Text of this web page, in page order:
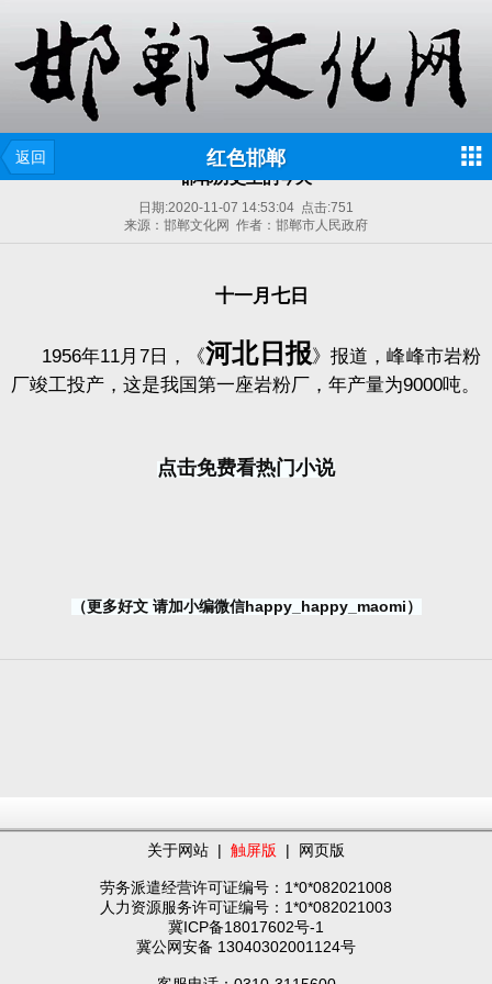
返回 红色邯郸
邯郸历史上的今天
日期:2020-11-07 14:53:04 点击:751
来源：邯郸文化网 作者：邯郸市人民政府
十一月七日
1956年11月 7日，《河北日报》报道，峰峰市岩粉
厂竣工投产，这是我国第一座岩粉厂，年产量为9000吨。
点击免费看热门小说
（更多好文 请加小编微信happy_happy_maomi）
关于网站 | 触屏版 | 网页版
劳务派遣经营许可证编号：1*0*082021008
人力资源服务许可证编号：1*0*082021003
冀ICP备18017602号-1
冀公网安备 13040302001124号